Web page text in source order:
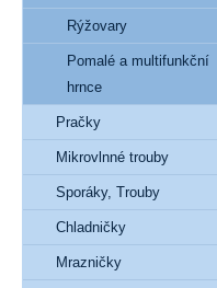
Rýžovary
Pomalé a multifunkční
hrnce
Pračky
Mikrovlnné trouby
Sporáky, Trouby
Chladničky
Mrazničky